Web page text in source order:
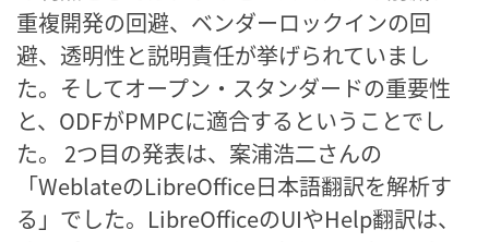
重複開発の回避、ベンダーロックインの回
避、透明性と説明責任が挙げられていまし
た。そしてオープン・スタンダードの重要性
と、ODFがPMPCに適合するということでし
た。 2つ目の発表は、案浦浩二さんの
「WeblateのLibreOffice日本語翻訳を解析す
る」でした。LibreOfficeのUIやHelp翻訳は、